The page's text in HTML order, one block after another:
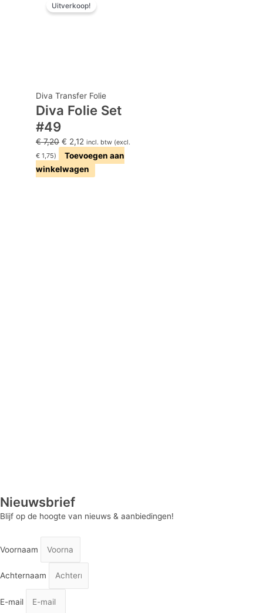
Uitverkoop!
Diva Transfer Folie
Diva Folie Set
#49
€7,20
prijs
€ 2,12
prijs
incl. btw (excl.
€ 1,75)
Toevoegen aan
winkelwagen
Nieuwsbrief
Blijf op de hoogte van nieuws & aanbiedingen!
Voornaam
Achternaam
E-mail